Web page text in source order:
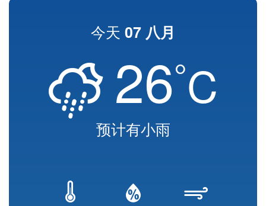
今天 07 八月
26°C
预计有小雨